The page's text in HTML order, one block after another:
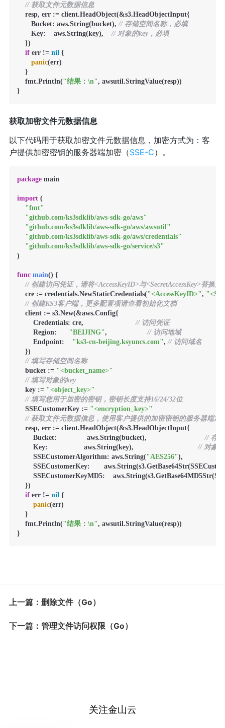
// 获取文件元数据信息
    resp, err := client.HeadObject(&s3.HeadObjectInput{
       Bucket: aws.String(bucket),
// 存储空间名称，必填
       Key:    aws.String(key),
// 对象的key，必填
    })
if err != nil {
panic(err)
    }
    fmt.Println(
"结果：\n", awsutil.StringValue(resp))
}
获取加密文件元数据信息
以下代码用于获取加密文件元数据信息，加密方式为：客
户提供加密密钥的服务器端加密（SSE-C）。
package main
import (
"fmt"
"github.com/ks3sdklib/aws-sdk-go/aws"
"github.com/ks3sdklib/aws-sdk-go/aws/awsutil"
"github.com/ks3sdklib/aws-sdk-go/aws/credentials"
"github.com/ks3sdklib/aws-sdk-go/service/s3"
)
func main() {
// 创建访问凭证，请将<AccessKeyID>与<SecretAccessKey>替换为
    cre := credentials.NewStaticCredentials(
"<AccessKeyID>",
// 创建KS3客户端，更多配置项请查看初始化文档
    client := s3.New(&aws.Config{
        Credentials: cre,
// 访问凭证
        Region:
"BEIJING", // 访问地域
        Endpoint:
"ks3-cn-beijing.ksyuncs.com", // 访问域名
    })
// 填写存储空间名称
    bucket :=
"<bucket_name>"
// 填写对象的key
    key :=
"<object_key>"
// 填写您用于加密的密钥，密钥长度支持16/24/32位
    SSECustomerKey :=
"<encryption_key>"
// 获取文件元数据信息，使用客户提供的加密密钥的服务器端加
    resp, err := client.HeadObject(&s3.HeadObjectInput{
        Bucket:               aws.String(bucket),
// 存
        Key:                  aws.String(key),
// 对象
        SSECustomerAlgorithm: aws.String(
"AES256"
SSECustomerKey:
SSECustomerKeyMD5:
    })
if err != nil {
panic(err)
    }
    fmt.Println(
"结果：\n", awsutil.StringValue(resp))
}
上一篇：删除文件（Go）
下一篇：管理文件访问权限（Go）
关注金山云